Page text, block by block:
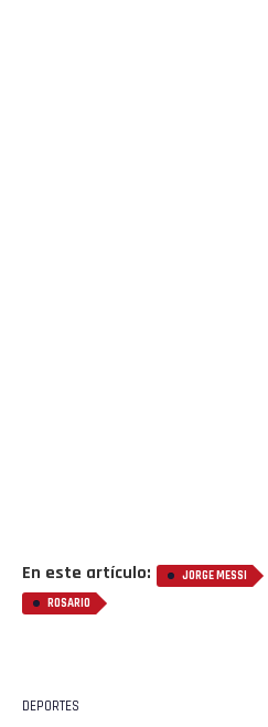
En este artículo: JORGE MESSI
ROSARIO
DEPORTES